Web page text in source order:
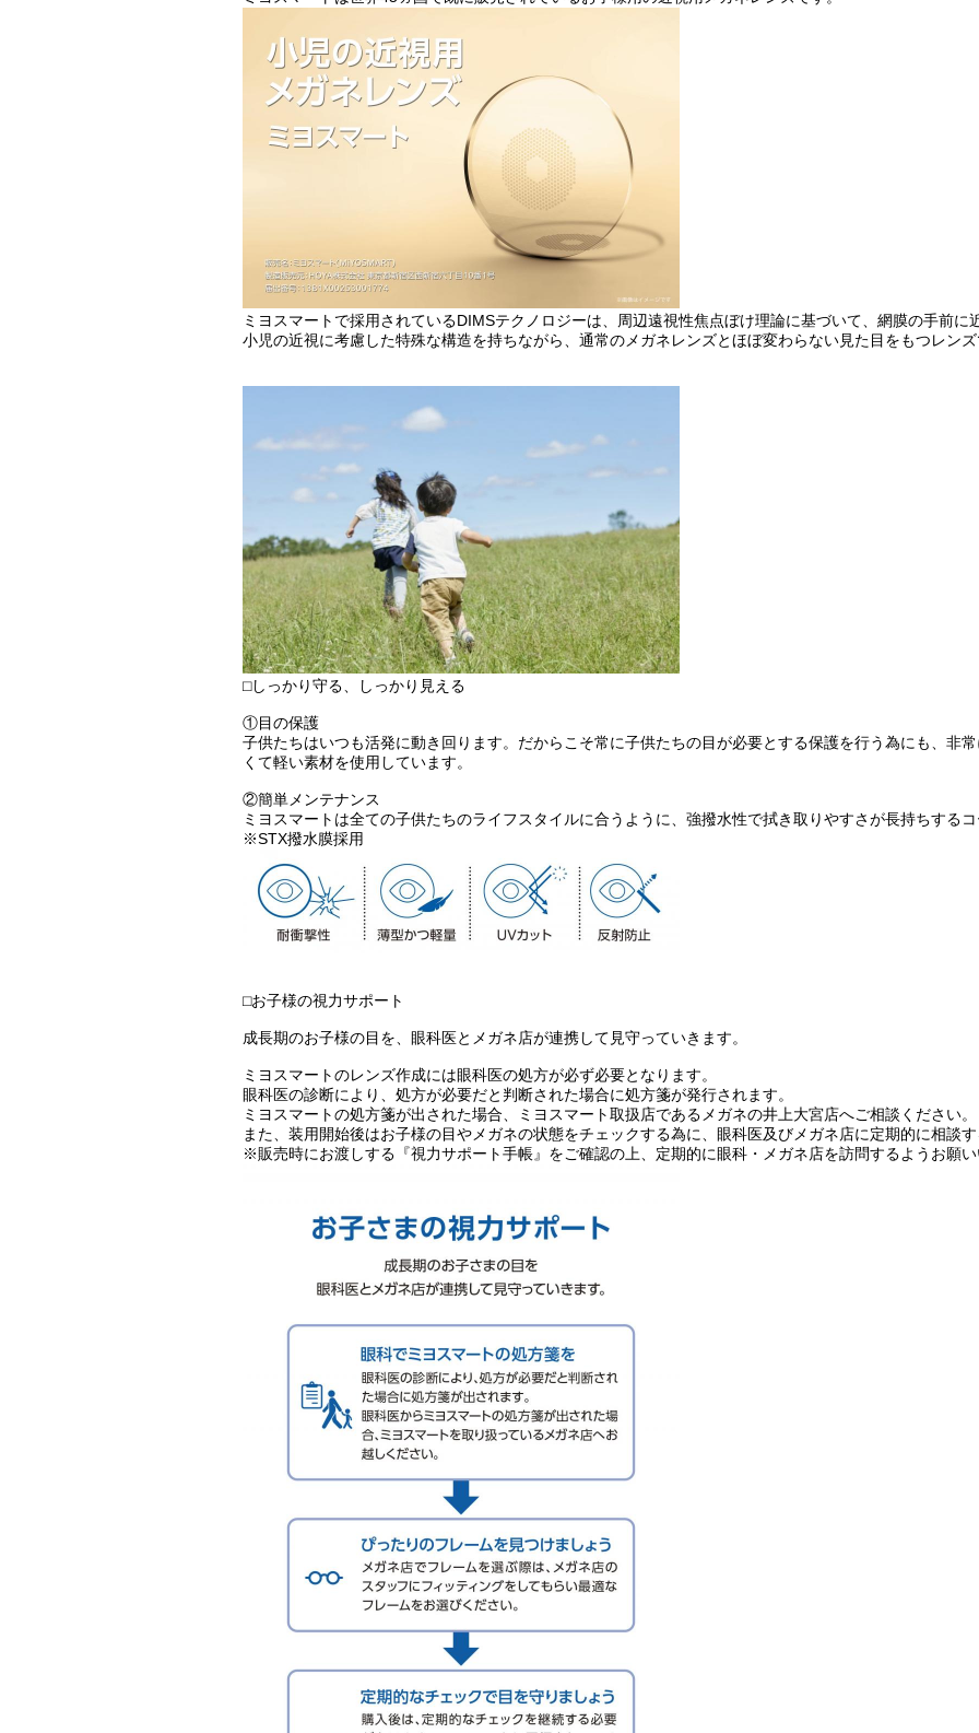
ミヨスマートで採用されているDIMSテクノロジーは、周辺遠視性焦点ぼけ理論に基づいて、網膜の手前に
小児の近視に考慮した特殊な構造を持ちながら、通常のメガネレンズとほぼ変わらない見た目をもつレン
⬜︎しっかり守る、しっかり見える
①目の保護
子供たちはいつも活発に動き回ります。だからこそ常に子供たちの目が必要とする保護を行う為にも、非
くて軽い素材を使用しています。
②簡単メンテナンス
ミヨスマートは全ての子供たちのライフスタイルに合うように、強撥水性で拭き取りやすさが長持ちする
※STX撥水膜採用
⬜︎お子様の視力サポート
成長期のお子様の目を、眼科医とメガネ店が連携して見守っていきます。
ミヨスマートのレンズ作成には眼科医の処方が必ず必要となります。
眼科医の診断により、処方が必要だと判断された場合に処方箋が発行されます。
ミヨスマートの処方箋が出された場合、ミヨスマート取扱店であるメガネの井上大宮店へご相談ください。
また、装用開始後はお子様の目やメガネの状態をチェックする為に、眼科医及びメガネ店に定期的に相談
※販売時にお渡しする『視力サポート手帳』をご確認の上、定期的に眼科・メガネ店を訪問するようお願